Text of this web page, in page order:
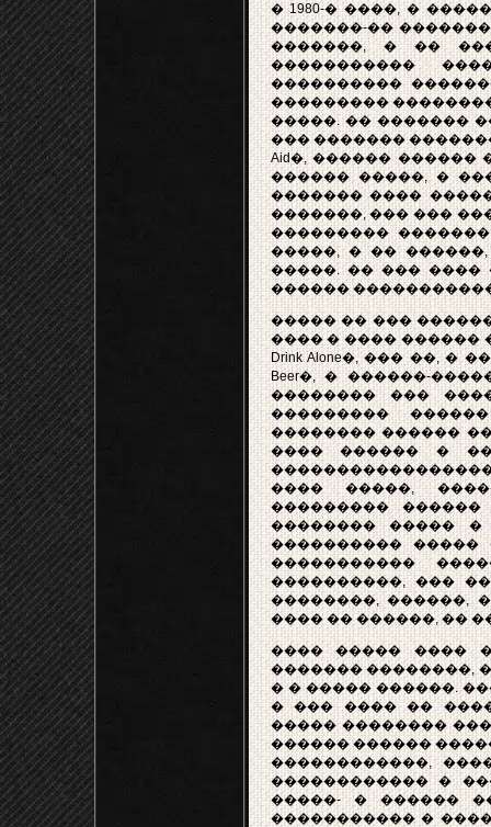
� 1980-� ����, �
�������-��
�������, � ��
�����������
����������
���������
�����. �� �������
��� �������
Aid�, ������
������ �����, �
������� ����
�������, ��� ���
���������
�����, � ��
�����. �� ��� ����
������
����� �� ���
���� � ���� ������
Drink Alone�, ��� ��, �
Beer�, � ������-
�������� ���
���������
�������� ������
���� ������ �
���� �����,
���������
�������� �����
���������� �����
�����������
����������, ���
��������, ������,
���� �� ������, ��
���� ����� ����
������� ��������,
� � ����� ������.
� ��� ���� ��
����� ��������
������ ������
������������,
������������ �
�����- � ������
����������� �